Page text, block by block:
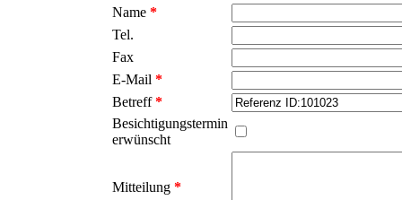
Name *
Tel.
Fax
E-Mail *
Betreff*
Besichtigungstermin
erwünscht
Mitteilung *